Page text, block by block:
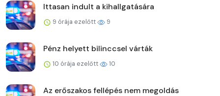
Ittasan indult a kihallgatására
9 órája ezelőtt 9
Pénz helyett bilinccsel várták
10 órája ezelőtt 10
Az erőszakos fellépés nem megoldás